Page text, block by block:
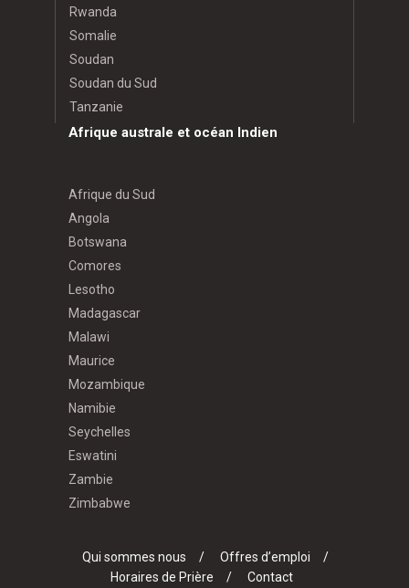
Rwanda
Somalie
Soudan
Soudan du Sud
Tanzanie
Afrique australe et océan Indien
Afrique du Sud
Angola
Botswana
Comores
Lesotho
Madagascar
Malawi
Maurice
Mozambique
Namibie
Seychelles
Eswatini
Zambie
Zimbabwe
Qui sommes nous
Offres d’emploi
Horaires de Prière
Contact